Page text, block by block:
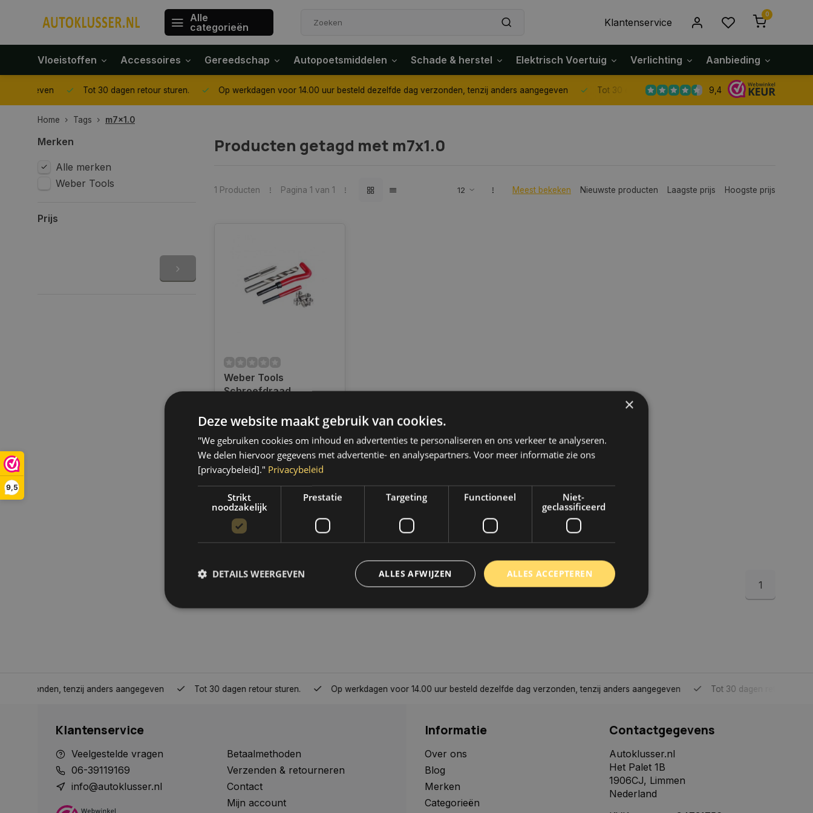
9,5
Alle
categorieën
Klantenservice
0
Vloeistoffen Accessoires Gereedschap Autopoetsmiddelen Schade & herstel Elektrisch Voertuig Verlichting Aanbieding
Tot 30 dagen retour sturen. Op werkdagen voor 14.00 uur besteld dezelfde dag verzonden, tenzij anders aangegeven Tot 30 dagen retour sturen. 9,4
Home Tags m7x1.0
Merken
Alle merken
Weber Tools
Prijs
Producten getagd met m7x1.0
1 Producten Pagina 1 van 1 Meest bekeken Nieuwste producten Laagste prijs Hoogste prijs
Weber Tools
Schroefdraad
| WT-2114-710
Op werkdagen voor 14.00
uur besteld, dezelfde dag
verzonden. Boven de 50,-
gratis verzending. (NL &
BE)
€17,75
Vergelijk
1
tenzij anders aangegeven Tot 30 dagen retour sturen. Op werkdagen voor 14.00 uur besteld dezelfde dag verzonden, tenzij anders aangegeven Tot 30 dagen retour sturen.
Klantenservice
Veelgestelde vragen
06-39119169
info@autoklusser.nl
Betaalmethoden
Verzenden & retourneren
Contact
Mijn account
Informatie
Over ons
Blog
Merken
Categorieën
Contactgegevens
Autoklusser.nl
Het Palet 1B
1906CJ, Limmen
Nederland
×
Deze website maakt gebruik van cookies.
"We gebruiken cookies om inhoud en advertenties te personaliseren en ons verkeer te analyseren.
We delen hiervoor gegevens met advertentie- en analysepartners. Voor meer informatie zie ons
[privacybeleid]." Privacybeleid
Strikt
noodzakelijk
Prestatie Targeting Functioneel
Niet-
geclassificeerd
ALLES ACCEPTEREN
ALLES AFWIJZEN
DETAILS WEERGEVEN
Dit cookie wordt gebruikt om een identificatiecode
sessie ID wordt gebruikt om een veilige en
consistente gebruikerservaring te behouden, ervoor
te zorgen dat pagina wijzigingen of item selecties
worden onthouden van pagina naar pagina. Het slaat
geen persoonlijke gegevens op.
__cf_bm
Deze cookie wordt gebruikt om onderscheid te